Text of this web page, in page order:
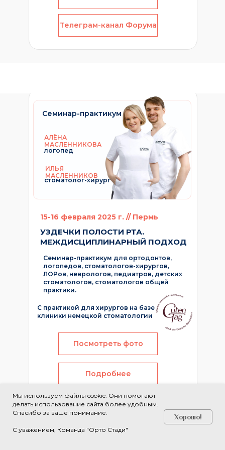
Мы используем файлы cookie. Они помогают
делать использование сайта более удобным.
Спасибо за ваше понимание.
С уважением, Команда "Орто Стади"
Хорошо!
Телеграм-канал Форума
Семинар-практикум
АЛЁНА
МАСЛЕННИКОВА
15-16 февраля 2025 г. // Пермь
УЗДЕЧКИ ПОЛОСТИ РТА.
МЕЖДИСЦИПЛИНАРНЫЙ ПОДХОД
Подробнее
Посмотреть фото
логопед
ИЛЬЯ
МАСЛЕННИКОВ
стоматолог-хирург
Семинар-практикум для ортодонтов,
логопедов, стоматологов-хирургов,
ЛОРов, неврологов, педиатров, детских
стоматологов, стоматологов общей
практики.
С практикой для хирургов на базе
клиники немецкой стоматологии